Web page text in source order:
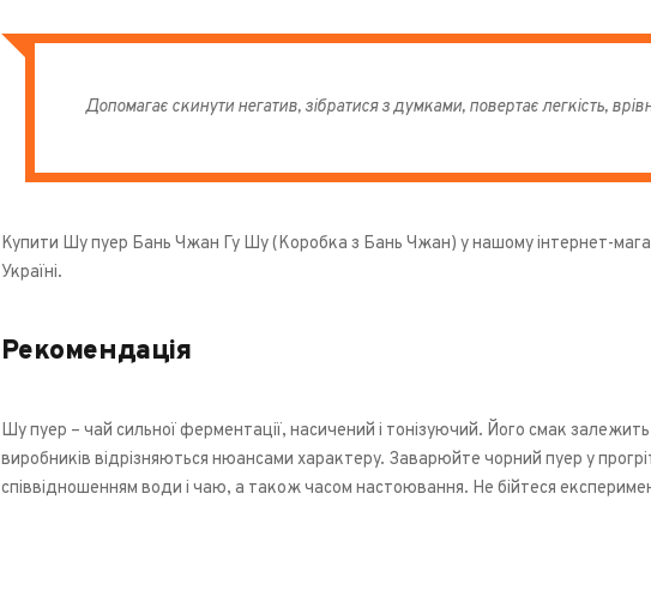
Допомагає скинути негатив, зібратися з думками, повертає легкість,
Купити Шу пуер Бань Чжан Гу Шу (Коробка з Бань Чжан) у нашому інтернет-
Україні.
Рекомендація
Шу пуер – чай сильної ферментації, насичений і тонізуючий. Його смак
виробників відрізняються нюансами характеру. Заварюйте чорний пуер у
співвідношенням води і чаю, а також часом настоювання. Не бійтеся